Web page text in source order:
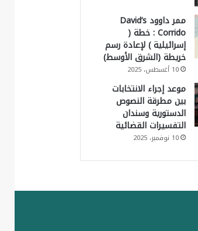
ممر داوود David’s
Corrido : خطة (
إسرائيلية ) لإعادة رسم
خريطة (الشرق الأوسط)
10 أغسطس، 2025
موعد إجراء الانتخابات
بين مطرقة النصوص
الدستورية وسندان
التفسيرات القضائية
10 نوفمبر، 2025